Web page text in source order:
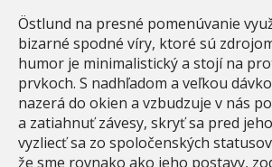
Östlund na presné pomenúvanie
bizarné spodné víry, ktoré sú
humor je minimalistický a stojí na
prvkoch. S nadhľadom a veľkou
nazerá do okien a vzbudzuje v nás
a zatiahnuť závesy, skryť sa pred
vyzliecť sa zo spoločenských
že sme rovnako ako jeho postavy,